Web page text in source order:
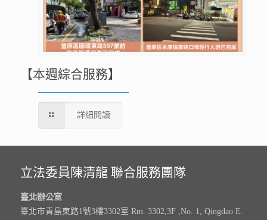
【本週綜合服務】
詳細閱讀
立法委員陳清龍 聯合服務團隊
臺北辦公室
臺北市青島東路1號3樓3302室 Rm. 3302,3F ,No. 1, Qingdao E.